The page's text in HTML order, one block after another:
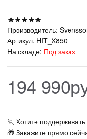
Производитель:
Артикул: HIT_X850
На складе: Под заказ
194
🏃‍ Хотите
🎁 Закажите прямо